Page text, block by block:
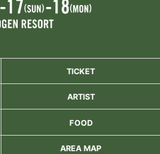
TICKET
ARTIST
FOOD
AREA MAP